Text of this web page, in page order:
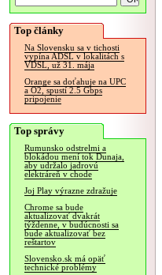
Top články
Na Slovensku sa v tichosti
vypína ADSL v lokalitách s
VDSL, už 31. mája
Orange sa doťahuje na UPC
a O2, spustí 2.5 Gbps
pripojenie
Top správy
Rumunsko odstrelmi a
blokádou mení tok Dunaja,
aby udržalo jadrovú
elektráreň v chode
Joj Play výrazne zdražuje
Chrome sa bude
aktualizovať dvakrát
týždenne, v budúcnosti sa
bude aktualizovať bez
reštartov
Slovensko.sk má opäť
technické problémy